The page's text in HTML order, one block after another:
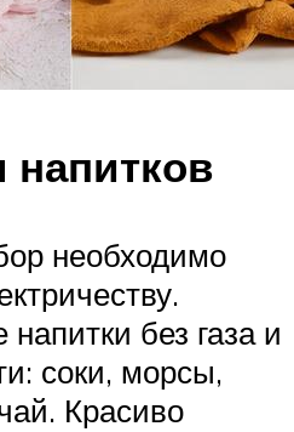
необходимо
без газа и
соки, морсы,
Красиво